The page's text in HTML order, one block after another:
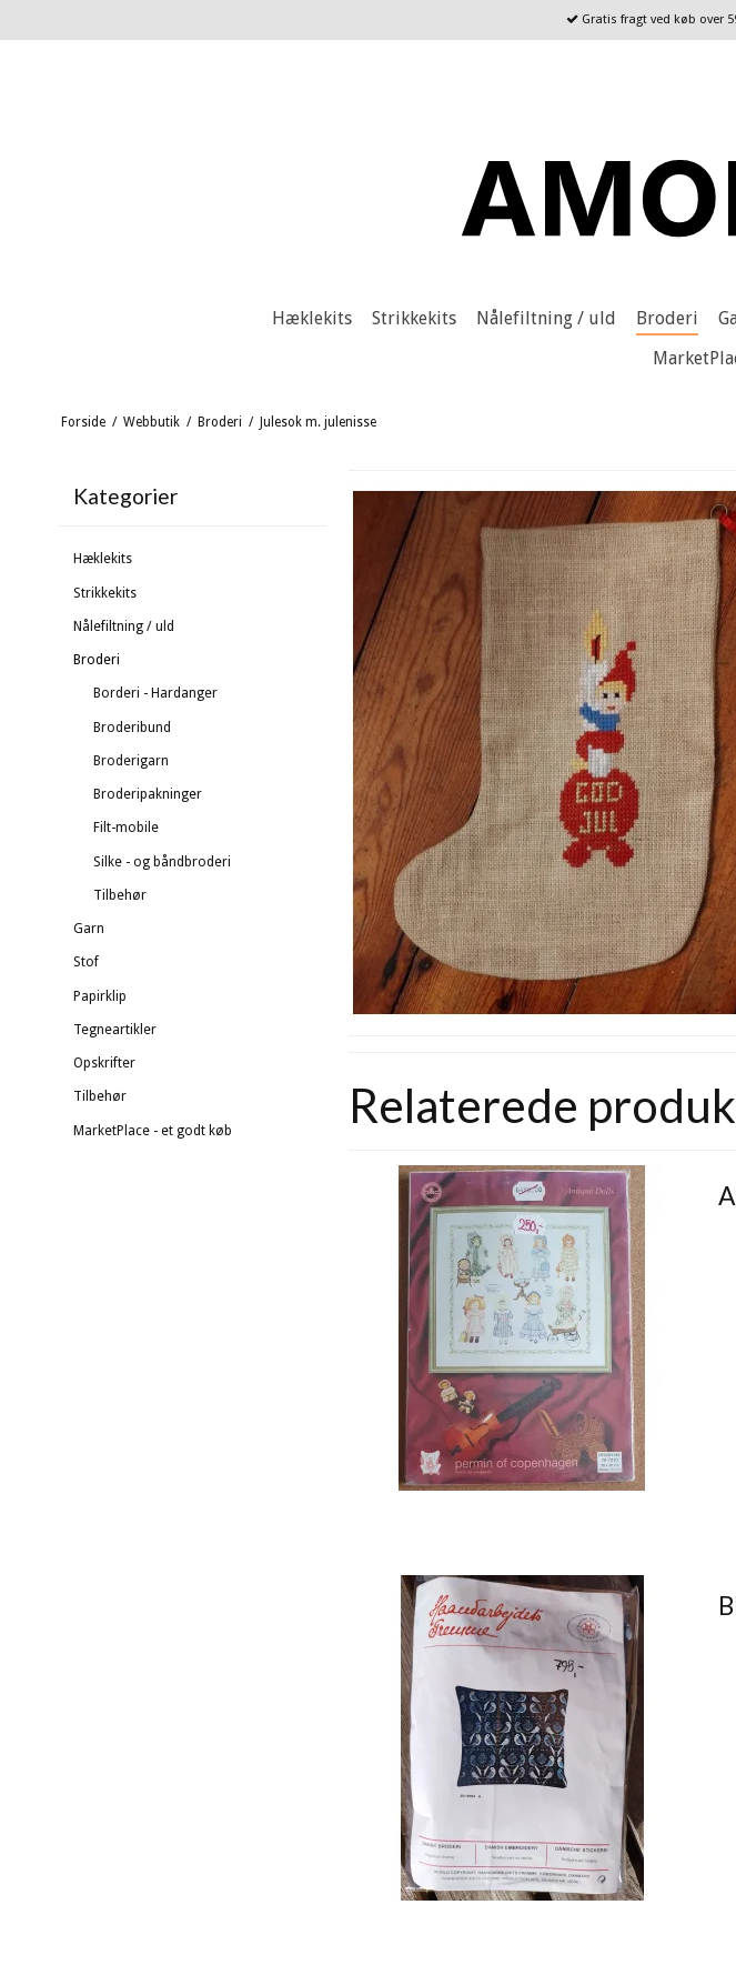
Gratis fragt ved køb over
Hæklekits Strikkekits Nålefiltning / uld Broderi
Forside / Webbutik / Broderi / Julesok m. julenisse
Kategorier
Hæklekits
Strikkekits
Nålefiltning / uld
Broderi
Borderi - Hardanger
Broderibund
Broderigarn
Broderipakninger
Filt-mobile
Silke - og båndbroderi
Tilbehør
Garn
Stof
Papirklip
Tegneartikler
Opskrifter
Tilbehør
MarketPlace - et godt køb Relaterede